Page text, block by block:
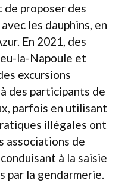
proposer des
les dauphins, en
En 2021, des
la-Napoule et
excursions
des participants de
parfois en utilisant
illégales ont
associations de
à la saisie
par la gendarmerie.